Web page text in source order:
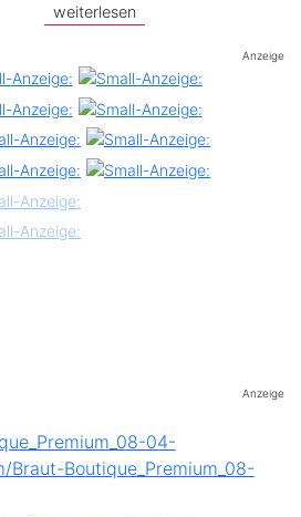
weiterlesen
Anzeige
Anzeige